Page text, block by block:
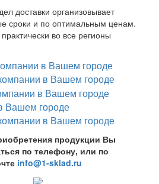
доставки организовывает
сроки и по оптимальным ценам.
во все регионы
продукции Вы
по телефону, или по
info@1-sklad.ru